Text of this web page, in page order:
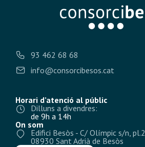
93 462 68 68
info@consorcibesos.cat
Horari d’atenció al públic
Dilluns a divendres:
de 9h a 14h
On som
Edifici Besòs - C/ Olímpic s/n, pl.2
08930 Sant Adrià de Besòs